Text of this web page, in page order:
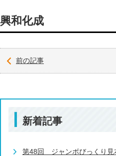
興和化成
前の記事
新着記事
第48回 ジャンボびっくり見